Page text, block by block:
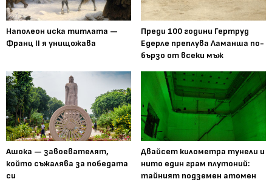
Наполеон иска титлата —
Франц II я унищожава
Преди 100 години Гертруд
Едерле преплува Ламанша по-
бързо от всеки мъж
Ашока — завоевателят,
който съжалява за победата
си
Двайсет километра тунели и
нито един грам плутоний:
тайният подземен атомен